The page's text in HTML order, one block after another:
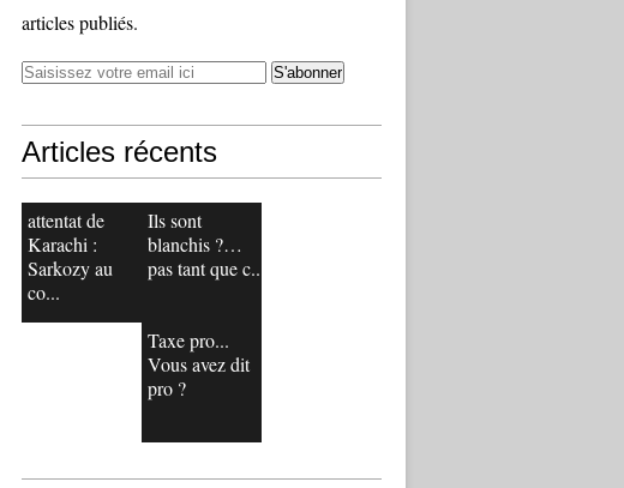
articles publiés.
Articles récents
attentat de
Karachi :
Sarkozy au
co...
Ils sont
blanchis ?…
pas tant que c...
Taxe pro...
Vous avez dit
pro ?